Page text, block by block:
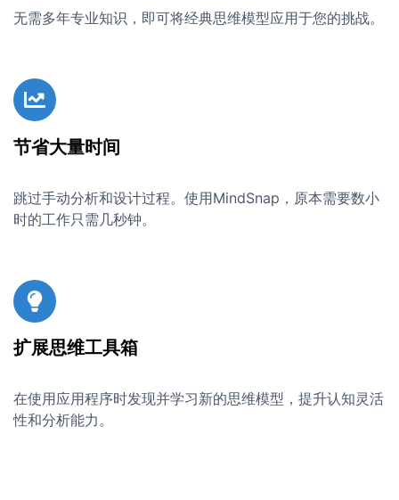
无需多年专业知识，即可将经典思维模型应用于您的挑战。
节省大量时间
跳过手动分析和设计过程。使用MindSnap，原本需要数小
时的工作只需几秒钟。
扩展思维工具箱
在使用应用程序时发现并学习新的思维模型，提升认知灵活
性和分析能力。